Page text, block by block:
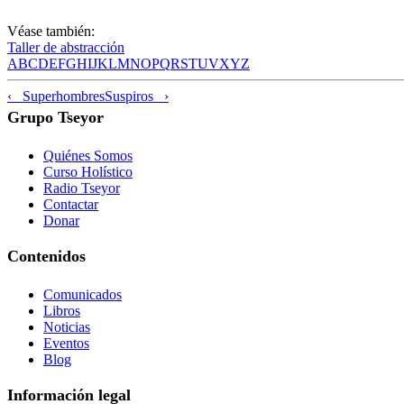
Véase también:
Taller de abstracción
ABCDEFGHIJKLMNOPQRSTUVXYZ
‹ SuperhombresSuspiros ›
Grupo Tseyor
Quiénes Somos
Curso Holístico
Radio Tseyor
Contactar
Donar
Contenidos
Comunicados
Libros
Noticias
Eventos
Blog
Información legal